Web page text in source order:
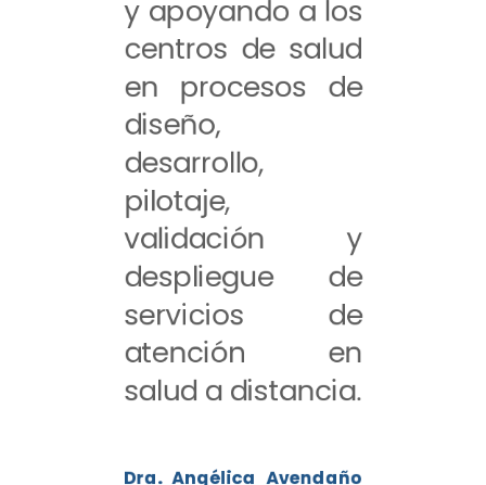
y apoyando a los
centros de salud
en procesos de
diseño,
desarrollo,
pilotaje,
validación y
despliegue de
servicios de
atención en
salud a distancia.
Dra. Angélica Avendaño